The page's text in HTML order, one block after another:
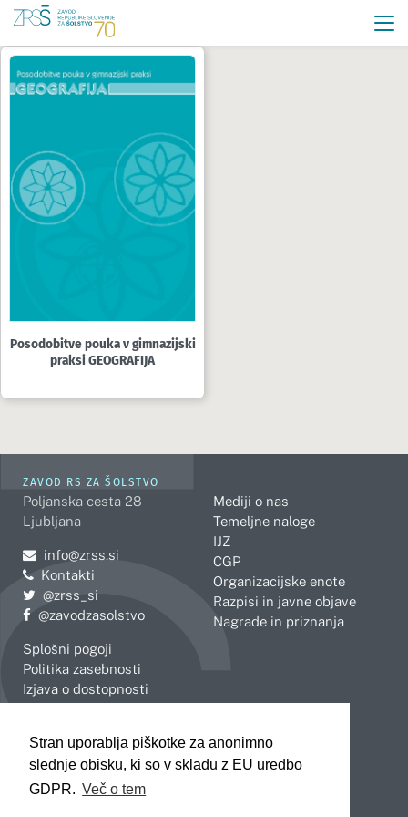
Stran uporablja piškotke za anonimno
slednje obisku, ki so v skladu z EU uredbo
GDPR. Več o tem
Posodobitve pouka v gimnazijski
praksi GEOGRAFIJA
ZAVOD RS ZA ŠOLSTVO
Poljanska cesta 28
Ljubljana
Pošljite e-mail na
info@zrss.si
Kontakti
Pojdite na Twitter:
@zrss_si
Pojdite na Facebook:
@zavodzasolstvo
Splošni pogoji
Politika zasebnosti
Izjava o dostopnosti
Mediji o nas
Temeljne naloge
IJZ
CGP
Organizacijske enote
Razpisi in javne objave
Nagrade in priznanja
Celje
Koper
Kranj
Novo mesto
Slovenj Gradec